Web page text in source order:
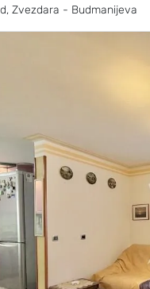
Zvezdara - Budmanijeva